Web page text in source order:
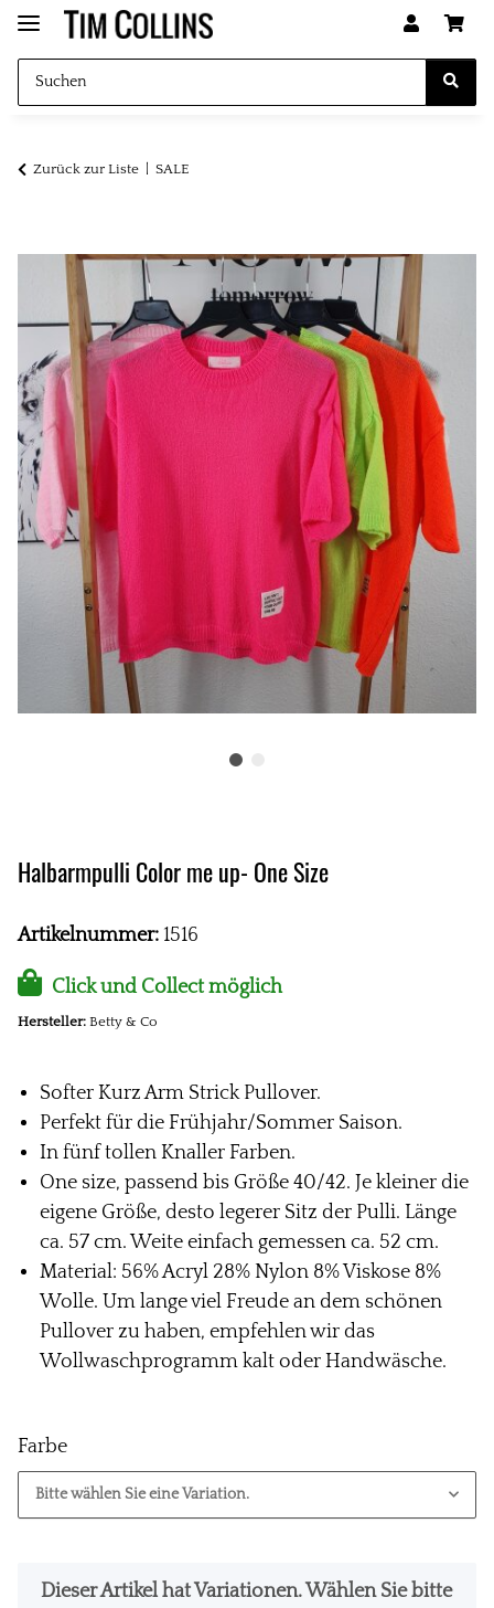
Zurück zur Liste SALE
Halbarmpulli Color me up- One Size
Artikelnummer: 1516
Click und Collect möglich
Hersteller: Betty & Co
Softer Kurz Arm Strick Pullover.
Perfekt für die Frühjahr/Sommer Saison.
In fünf tollen Knaller Farben.
One size, passend bis Größe 40/42. Je kleiner die
eigene Größe, desto legerer Sitz der Pulli. Länge
ca. 57 cm. Weite einfach gemessen ca. 52 cm.
Material: 56% Acryl 28% Nylon 8% Viskose 8%
Wolle. Um lange viel Freude an dem schönen
Pullover zu haben, empfehlen wir das
Wollwaschprogramm kalt oder Handwäsche.
Farbe
Bitte wählen Sie eine Variation.
x
Dieser Artikel hat Variationen. Wählen Sie bitte